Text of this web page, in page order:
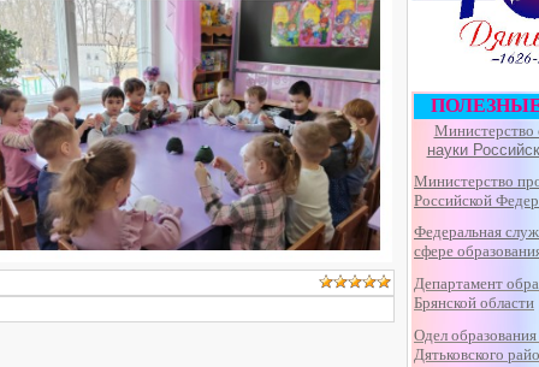
Министерство
науки
Министерство
Российской
Федеральная
сфере
Департамент
Брянской области
Одел
Дятьковского